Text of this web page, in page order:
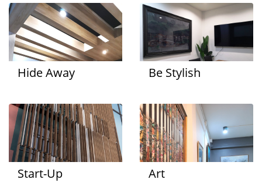
Hide Away Be Stylish
Start-Up Art